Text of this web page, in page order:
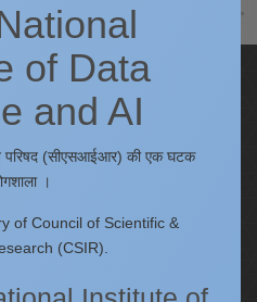
Year 2026-27]
of Data
and AI
परिषद (सीएसआईआर) की एक घटक
।
of Council of Scientific &
(CSIR).